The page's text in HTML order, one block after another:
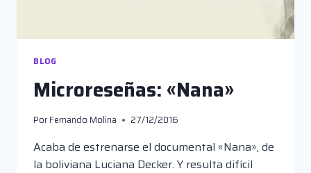
BLOG
Microreseñas: «Nana»
PorFernando Molina 27/12/2016
Acaba de estrenarse el documental «Nana», de
la boliviana Luciana Decker. Y resulta difícil